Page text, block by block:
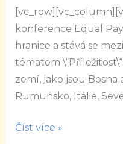
konference Equal
hranice a stává se
tématem
zemí, jako jsou Bosna
Rumunsko, Itálie,
nové
mezinárodní
možnosti
s
tématem
\“Příležitost\“
Číst více »